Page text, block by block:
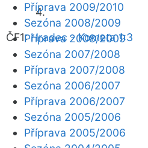
ČF1:Hradec - Kometa 1:3
Příprava 2009/2010
Sezóna 2008/2009
Příprava 2008/2009
Sezóna 2007/2008
Příprava 2007/2008
Sezóna 2006/2007
Příprava 2006/2007
Sezóna 2005/2006
Příprava 2005/2006